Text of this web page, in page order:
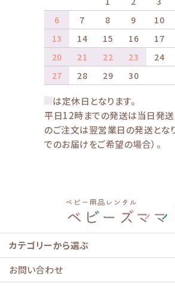
6
7 8 9 10
13
14 15 16 17
20
21 22 23 24
27
28 29 30
は定休日となります。
平日12時までの発送は当日発送
のご注文は翌営業日の発送とな
でのお届けをご希望の場合）。
カテゴリーから選ぶ
お問い合わせ